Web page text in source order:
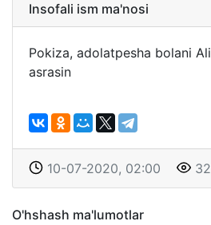
Insofali ism ma'nosi
Pokiza, adolatpesha bolani
asrasin
10-07-2020, 02:00
O'hshash ma'lumotlar